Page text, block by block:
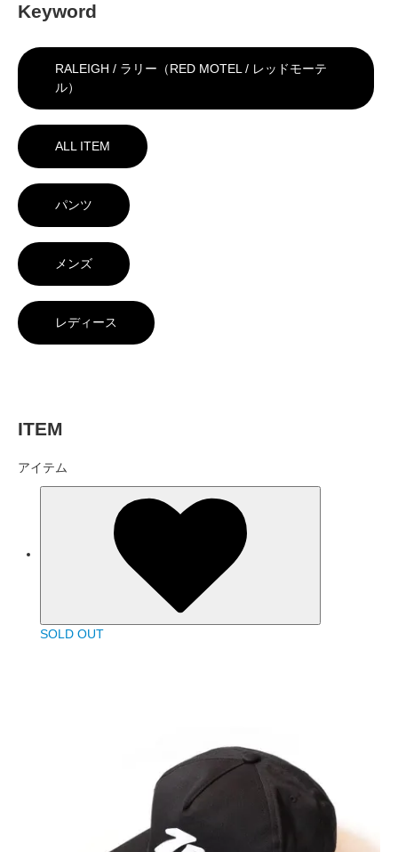
Keyword
RALEIGH / ラリー（RED MOTEL / レッドモーテ
ル）
ALL ITEM
パンツ
メンズ
レディース
ITEM
アイテム
SOLD OUT